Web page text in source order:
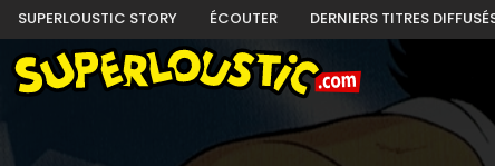
SUPERLOUSTIC STORY ÉCOUTER DERNIERS TITRES